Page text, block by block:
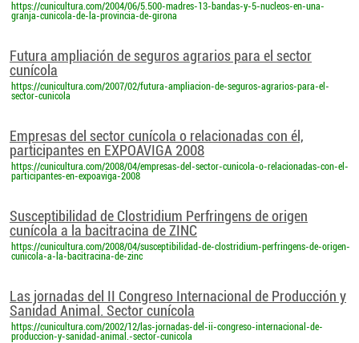
https://cunicultura.com/2004/06/5.500-madres-13-bandas-y-5-nucleos-en-una-
granja-cunicola-de-la-provincia-de-girona
Futura ampliación de seguros agrarios para el sector
cunícola
https://cunicultura.com/2007/02/futura-ampliacion-de-seguros-agrarios-para-el-
sector-cunicola
Empresas del sector cunícola o relacionadas con él,
participantes en EXPOAVIGA 2008
https://cunicultura.com/2008/04/empresas-del-sector-cunicola-o-relacionadas-con-el-
participantes-en-expoaviga-2008
Susceptibilidad de Clostridium Perfringens de origen
cunícola a la bacitracina de ZINC
https://cunicultura.com/2008/04/susceptibilidad-de-clostridium-perfringens-de-origen-
cunicola-a-la-bacitracina-de-zinc
Las jornadas del II Congreso Internacional de Producción y
Sanidad Animal. Sector cunícola
https://cunicultura.com/2002/12/las-jornadas-del-ii-congreso-internacional-de-
produccion-y-sanidad-animal.-sector-cunicola